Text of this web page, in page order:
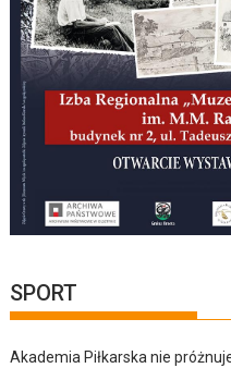
SPORT
Akademia Piłkarska nie